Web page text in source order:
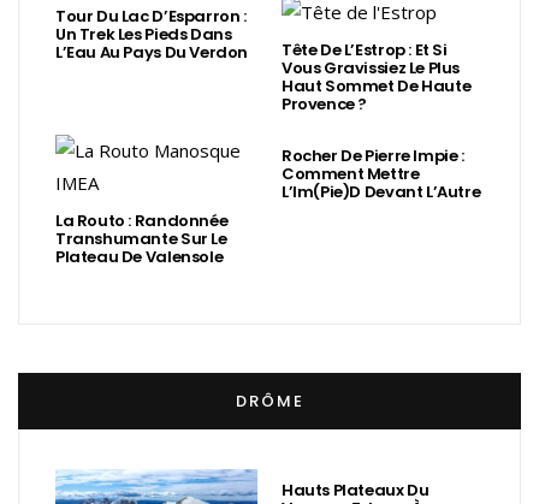
Tour Du Lac D’Esparron :
Un Trek Les Pieds Dans
L’Eau Au Pays Du Verdon Tête De L’Estrop : Et Si
Vous Gravissiez Le Plus
Haut Sommet De Haute
Provence ?
La Routo : Randonnée
Transhumante Sur Le
Plateau De Valensole
Rocher De Pierre Impie :
Comment Mettre
L’Im(Pie)d Devant L’Autre
DRÔME
Hauts Plateaux Du